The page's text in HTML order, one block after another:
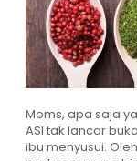
Moms, apa saja
ASI tak lancar
ibu menyusui.